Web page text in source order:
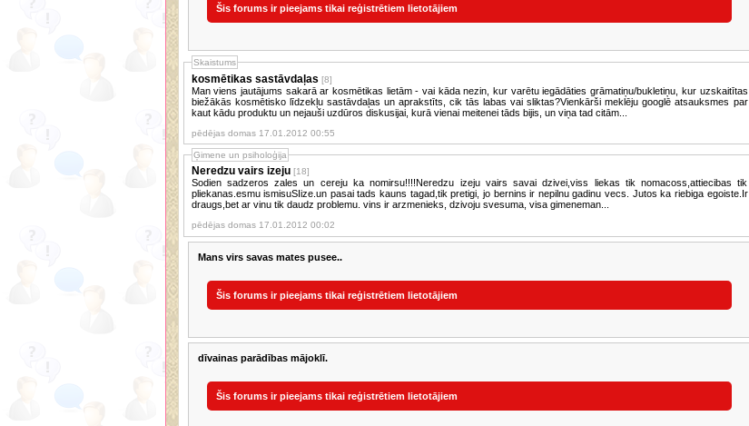
Šis forums ir pieejams tikai reģistrētiem lietotājiem
Skaistums
kosmētikas sastāvdaļas [8]
Man viens jautājums sakarā ar kosmētikas lietām - vai kāda nezin, kur varētu iegādāties grāmatiņu/bukletiņu, kur uzskaitītas
biežākās kosmētisko līdzekļu sastāvdaļas un aprakstīts, cik tās labas vai sliktas?Vienkārši meklēju googlē atsauksmes par
kaut kādu produktu un nejauši uzdūros diskusijai, kurā vienai meitenei tāds bijis, un viņa tad citām...
pēdējas domas 17.01.2012 00:55
Ģimene un psiholoģija
Neredzu vairs izeju [18]
Sodien sadzeros zales un cereju ka nomirsu!!!!Neredzu izeju vairs savai dzivei,viss liekas tik nomacoss,attiecibas tik
pliekanas.esmu ismisuSIize.un pasai tads kauns tagad,tik pretigi, jo bernins ir nepilnu gadinu vecs. Jutos ka riebiga egoiste.Ir
draugs,bet ar vinu tik daudz problemu. vins ir arzmenieks, dzivoju svesuma, visa gimeneman...
pēdējas domas 17.01.2012 00:02
Mans virs savas mates pusee..
Šis forums ir pieejams tikai reģistrētiem lietotājiem
dīvainas parādības mājoklī.
Šis forums ir pieejams tikai reģistrētiem lietotājiem